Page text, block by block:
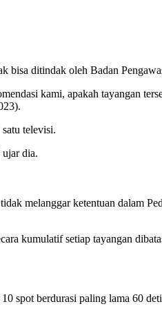
bisa ditindak oleh Badan
kami, apakah tayangan
televisi.
ujar dia.
melanggar ketentuan dalam
kumulatif setiap tayangan
spot berdurasi paling lama 60